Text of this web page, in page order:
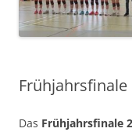
Frühjahrsfinale
Das Frühjahrsfinale